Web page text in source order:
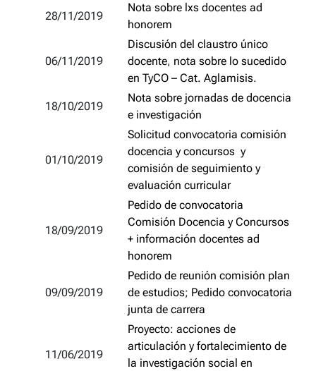
28/11/2019
Nota sobre lxs docentes ad
honorem
06/11/2019
Discusión del claustro único
docente, nota sobre lo sucedido
en TyCO – Cat. Aglamisis.
18/10/2019
Nota sobre jornadas de docencia
e investigación
01/10/2019
Solicitud convocatoria comisión
docencia y concursos y
comisión de seguimiento y
evaluación curricular
18/09/2019
Pedido de convocatoria
Comisión Docencia y Concursos
+ información docentes ad
honorem
09/09/2019
Pedido de reunión comisión plan
de estudios; Pedido convocatoria
junta de carrera
11/06/2019
Proyecto: acciones de
articulación y fortalecimiento de
la investigación social en